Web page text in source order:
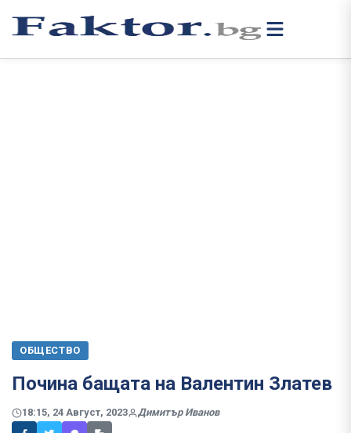
ОБЩЕСТВО
Почина бащата на Валентин Златев
18:15, 24 Август, 2023 Димитър Иванов